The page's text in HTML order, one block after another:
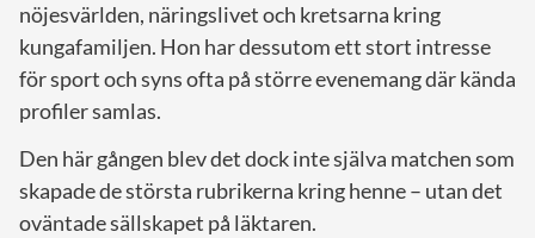
nöjesvärlden, näringslivet och kretsarna kring
kungafamiljen. Hon har dessutom ett stort intresse
för sport och syns ofta på större evenemang där kända
profiler samlas.
Den här gången blev det dock inte själva matchen som
skapade de största rubrikerna kring henne – utan det
oväntade sällskapet på läktaren.